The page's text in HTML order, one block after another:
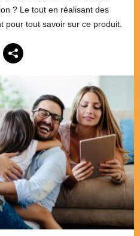
? Le tout en réalisant des
pour tout savoir sur ce produit.